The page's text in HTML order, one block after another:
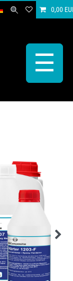
0,00
☰